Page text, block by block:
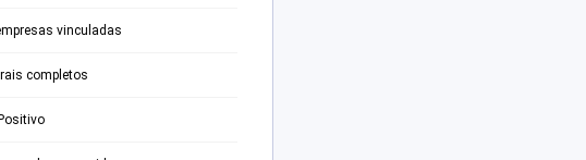
vinculadas
completos